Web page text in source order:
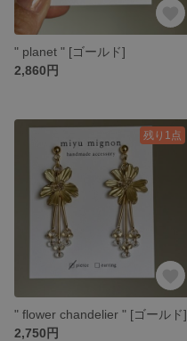
" planet " [ゴールド]
2,860円
残り1点
" flower chandelier " [ゴールド]
2,750円